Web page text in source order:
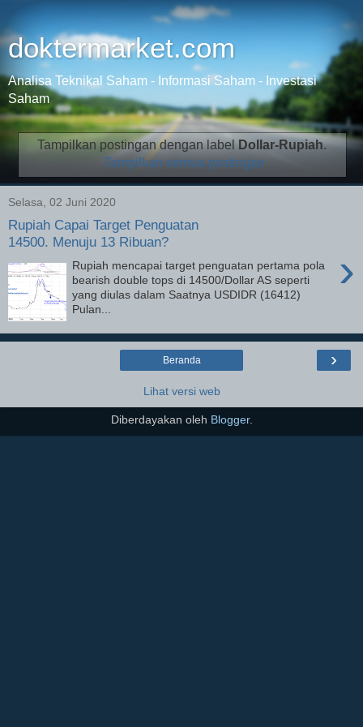
doktermarket.com
Analisa Teknikal Saham - Informasi Saham - Investasi
Saham
Tampilkan postingan dengan labelDollar-Rupiah.
Tampilkan semua postingan
Selasa, 02 Juni 2020
Rupiah Capai Target Penguatan
14500. Menuju 13 Ribuan?
›
Rupiah mencapai target penguatan pertama pola
bearish double tops di 14500/Dollar AS seperti
yang diulas dalam Saatnya USDIDR (16412)
Pulan...
›
Beranda
Lihat versi web
Diberdayakan oleh Blogger.